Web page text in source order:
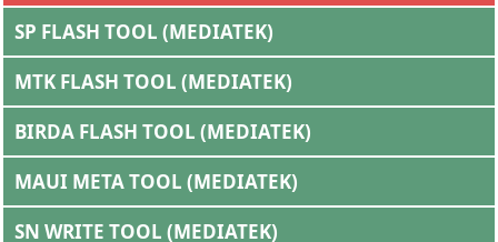
SP FLASH TOOL (MEDIATEK)
MTK FLASH TOOL (MEDIATEK)
BIRDA FLASH TOOL (MEDIATEK)
MAUI META TOOL (MEDIATEK)
SN WRITE TOOL (MEDIATEK)